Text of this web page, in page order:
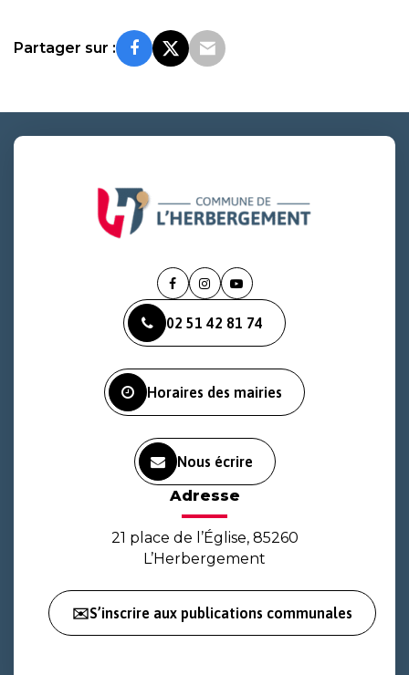
Partager sur :
Lien
le
compte
Lien
le
compte
Lien
la
chaîne
02 51 42 81 74
Horaires des mairies
Nous écrire
Adresse
21 place de l’Église, 85260
L’Herbergement
✉️S’inscrire aux publications communales